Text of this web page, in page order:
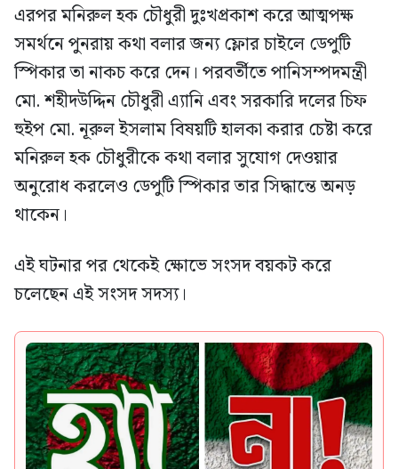
এরপর মনিরুল হক চৌধুরী দুঃখপ্রকাশ করে আত্মপক্ষ
সমর্থনে পুনরায় কথা বলার জন্য ফ্লোর চাইলে ডেপুটি
স্পিকার তা নাকচ করে দেন। পরবর্তীতে পানিসম্পদমন্ত্রী
মো. শহীদউদ্দিন চৌধুরী এ্যানি এবং সরকারি দলের চিফ
হুইপ মো. নূরুল ইসলাম বিষয়টি হালকা করার চেষ্টা করে
মনিরুল হক চৌধুরীকে কথা বলার সুযোগ দেওয়ার
অনুরোধ করলেও ডেপুটি স্পিকার তার সিদ্ধান্তে অনড়
থাকেন।
এই ঘটনার পর থেকেই ক্ষোভে সংসদ বয়কট করে
চলেছেন এই সংসদ সদস্য।